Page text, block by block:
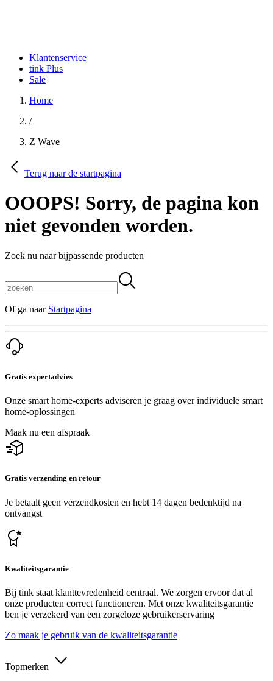
Klantenservice
tink Plus
Sale
Home
/
Z Wave
Terug naar de startpagina
OOOPS! Sorry, de pagina kon
niet gevonden worden.
Zoek nu naar bijpassende producten
Of ga naar Startpagina
Gratis expertadvies
Onze smart home-experts adviseren je graag over individuele smart
home-oplossingen
Maak nu een afspraak
Gratis verzending en retour
Je betaalt geen verzendkosten en hebt 14 dagen bedenktijd na
ontvangst
Kwaliteitsgarantie
Bij tink staat klanttevredenheid centraal. We zorgen ervoor dat al
onze producten correct functioneren. Met onze kwaliteitsgarantie
ben je verzekerd van een zorgeloze gebruikerservaring
Zo maak je gebruik van de kwaliteitsgarantie
Topmerken